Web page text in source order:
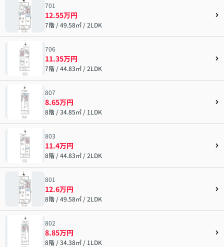
701
12.55万円
7階 / 49.58㎡ / 2LDK
706
11.35万円
7階 / 44.83㎡ / 2LDK
807
8.65万円
8階 / 34.85㎡ / 1LDK
803
11.4万円
8階 / 44.83㎡ / 2LDK
801
12.6万円
8階 / 49.58㎡ / 2LDK
802
8.85万円
8階 / 34.38㎡ / 1LDK